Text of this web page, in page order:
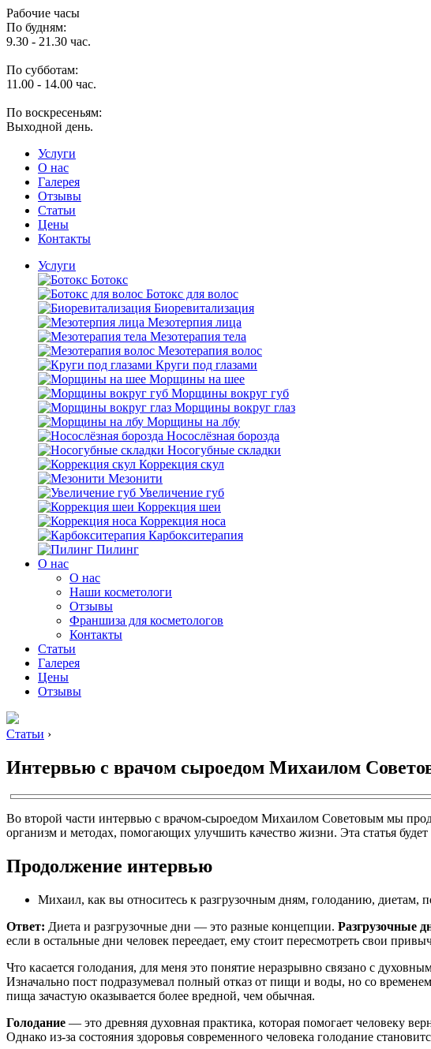
Рабочие часы
По будням:
9.30 - 21.30 час.
По субботам:
11.00 - 14.00 час.
По воскресеньям:
Выходной день.
Услуги
O нас
Галерея
Отзывы
Статьи
Цены
Контакты
Услуги
Ботокс
Ботокс для волос
Биоревитализация
Мезотерпия лица
Мезотерапия тела
Мезотерапия волос
Круги под глазами
Морщины на шее
Морщины вокруг губ
Морщины вокруг глаз
Морщины на лбу
Носослёзная борозда
Носогубные складки
Коррекция скул
Мезонити
Увеличение губ
Коррекция шеи
Коррекция носа
Карбокситерапия
Пилинг
O нас
O нас
Наши косметологи
Отзывы
Франшиза для косметологов
Контакты
Статьи
Галерея
Цены
Отзывы
Статьи ›
Интервью с врачом сыроедом Михаилом
Во второй части интервью с врачом-сыроедом Михаилом Советовым мы
организм и методах, помогающих улучшить качество жизни. Эта статья
Продолжение интервью
Михаил, как вы относитесь к разгрузочным дням, голоданию, диетам,
Ответ: Диета и разгрузочные дни — это разные концепции. Разгрузочные
если в остальные дни человек переедает, ему стоит пересмотреть свои
Что касается голодания, для меня это понятие неразрывно связано с
Изначально пост подразумевал полный отказ от пищи и воды, но со
пища зачастую оказывается более вредной, чем обычная.
Голодание — это древняя духовная практика, которая помогает человеку
Однако из-за состояния здоровья современного человека голодание